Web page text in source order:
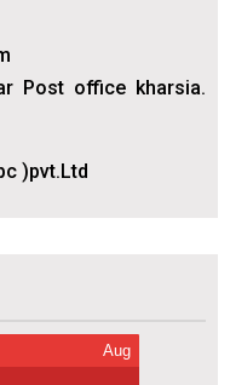
Post office kharsia.
)pvt.Ltd
Aug